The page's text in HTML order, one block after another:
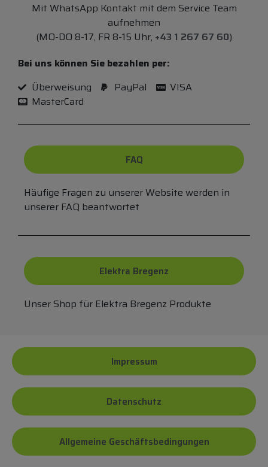
Mit WhatsApp Kontakt mit dem Service Team
aufnehmen
(MO-DO 8-17, FR 8-15 Uhr, +43 1 267 67 60)
Bei uns können Sie bezahlen per:
Überweisung
PayPal
VISA
MasterCard
FAQ
Häufige Fragen zu unserer Website werden in
unserer FAQ beantwortet
Elektra Bregenz
Unser Shop für Elektra Bregenz Produkte
Impressum
Datenschutz
Allgemeine Geschäftsbedingungen